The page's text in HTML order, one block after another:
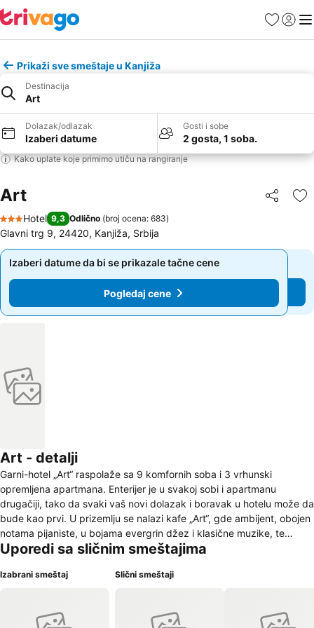
FavoritiPrijavi
Prikaži sve smeštaje u Kanjiža
Destinacija
Art
Dolazak/odlazak
Izaberi datume
Gosti i sobe
2 gosta, 1 soba.
Kako uplate koje primimo utiču na rangiranje
Art Deli
3 Zvezdice
Hotel 9,3 Odlično (broj ocena: 683)
Glavni trg 9, 24420, Kanjiža, Srbija
Izaberi datume da bi se prikazale tačne cene
Pogledaj cene
Izaberi datume da bi se prikazale tačne cene
Pogledaj cene
Art - detalji
Garni-hotel „Art“ raspolaže sa 9 komfornih soba i 3 vrhunski
opremljena apartmana. Enterijer je u svakoj sobi i apartmanu
drugačiji, tako da svaki vaš novi dolazak i boravak u hotelu može da
bude kao prvi. U prizemlju se nalazi kafe „Art“, gde ambijent, obojen
notama pijaniste, u bojama evergrin džez i klasične muzike, te
širokom lepezom pića, pruža trenutke i osećaj opuštenosti. „Art“
svojevrstan dom umetnika, mesto gde i vi sami možete da osetite
moći da potražite svoj mir i spokoj. Zapravo, ceo hotel je takav; mir i
Uporedi sa sličnim smeštajima
Izabrani smeštaj Slični smeštaji